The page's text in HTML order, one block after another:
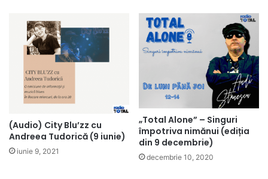
(Audio) City Blu’zz cu
Andreea Tudorică (9 iunie)
iunie 9, 2021
„Total Alone” – Singuri
împotriva nimănui (ediția
din 9 decembrie)
decembrie 10, 2020